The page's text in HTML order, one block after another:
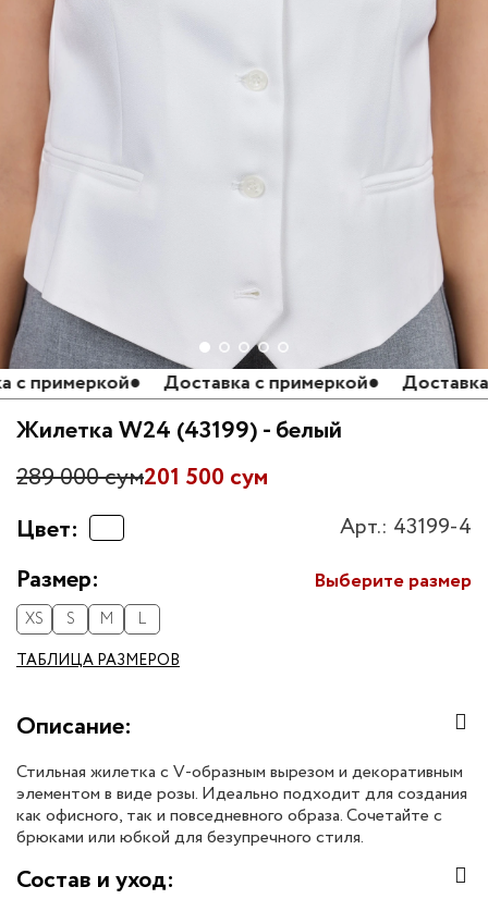
● Доставка с примеркой● Доставка с
Жилетка W24 (43199) - белый
201 500 сум
289 000 сум
Цвет:
Арт.: 43199-4
Размер:
XS S M
L
ТАБЛИЦА РАЗМЕРОВ
Выберите размер
Описание:
Стильная жилетка с V-образным вырезом и декоративным
элементом в виде розы. Идеально подходит для создания
как офисного, так и повседневного образа. Сочетайте с
брюками или юбкой для безупречного стиля.
Состав и уход: